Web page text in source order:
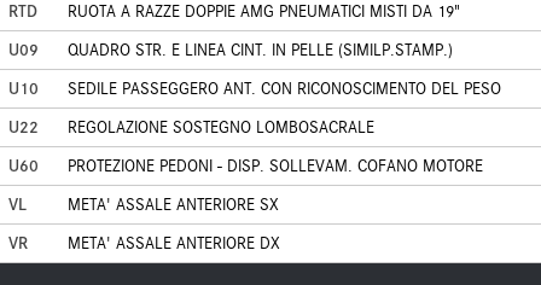
RTD
RUOTA A RAZZE DOPPIE AMG PNEUMATICI MISTI DA 19"
U09
QUADRO STR. E LINEA CINT. IN PELLE (SIMILP.STAMP.)
U10
SEDILE PASSEGGERO ANT. CON RICONOSCIMENTO DEL PESO
U22
REGOLAZIONE SOSTEGNO LOMBOSACRALE
U60
PROTEZIONE PEDONI - DISP. SOLLEVAM. COFANO MOTORE
VL
META' ASSALE ANTERIORE SX
VR
META' ASSALE ANTERIORE DX